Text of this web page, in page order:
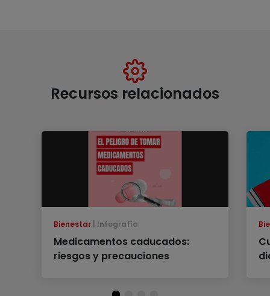
Recursos relacionados
Bienestar Infografía
Medicamentos caducados:
riesgos y precauciones